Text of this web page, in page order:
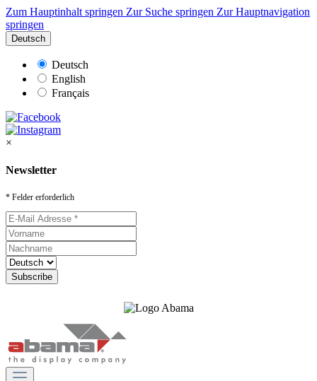
Zum Hauptinhalt springen Zur Suche springen Zur Hauptnavigation
springen
Deutsch
Deutsch
English
Français
×
Newsletter
* Felder erforderlich